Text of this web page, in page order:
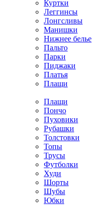
Куртки
Леггинсы
Лонгсливы
Манишки
Нижнее белье
Пальто
Парки
Пиджаки
Платья
Плащи
Плащи
Пончо
Пуховики
Рубашки
Толстовки
Топы
Трусы
Футболки
Худи
Шорты
Шубы
Юбки